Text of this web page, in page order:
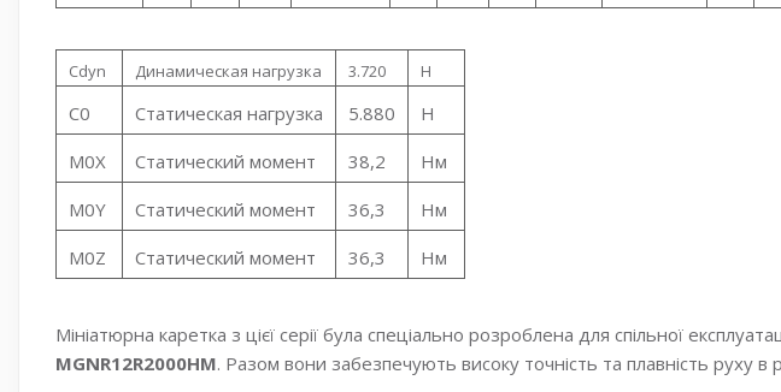
Cdyn Динамическая нагрузка 3.720 Н
C0 Статическая нагрузка 5.880
Н
M0X
Статический момент 38,2
Нм
M0Y
Статический момент 36,3
Нм
M0Z
Статический момент 36,3 Нм
Мініатюрна каретка з цієї серії була спеціально розроблена для спільної
MGNR12R2000HM. Разом вони забезпечують високу точність та плавність руху в